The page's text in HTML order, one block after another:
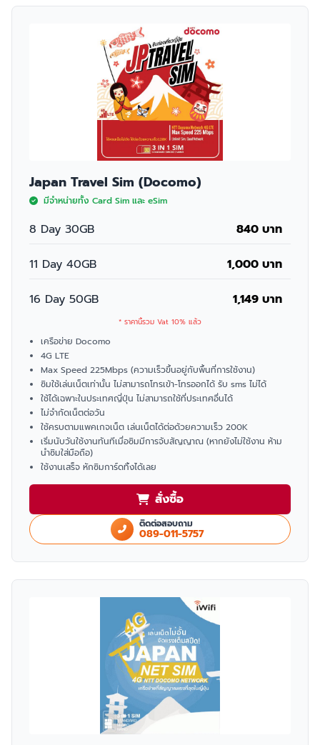
Japan Travel Sim (Docomo)
มีจำหน่ายทั้ง Card Sim และ eSim
8 Day 30GB 840 บาท
11 Day 40GB 1,000 บาท
16 Day 50GB 1,149 บาท
* ราคานี้รวม Vat 10% แล้ว
เครือข่าย Docomo
4G LTE
Max Speed 225Mbps (ความเร็วขึ้นอยู่กับพื้นที่การใช้งาน)
ซิมใช้เล่นเน็ตเท่านั้น ไม่สามารถโทรเข้า-โทรออกได้ รับ sms ไม่ได้
ใช้ได้เฉพาะในประเทศญี่ปุ่น ไม่สามารถใช้ที่ประเทศอื่นได้
ไม่จำกัดเน็ตต่อวัน
ใช้ครบตามแพคเกจเน็ต เล่นเน็ตได้ต่อด้วยความเร็ว 200K
เริ่มนับวันใช้งานทันทีเมื่อซิมมีการจับสัญญาณ (หากยังไม่ใช้งาน ห้าม
นำซิมใส่มือถือ)
ใช้งานเสร็จ หักซิมการ์ดทิ้งได้เลย
สั่งซื้อ
ติดต่อสอบถาม
089-011-5757